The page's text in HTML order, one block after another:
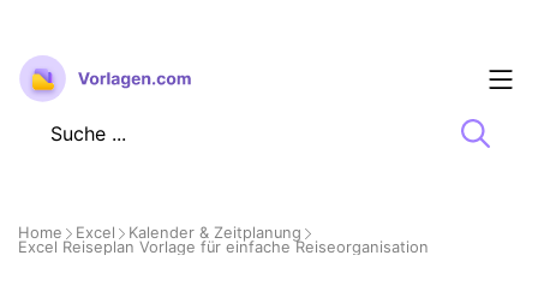
Zum
Inhalt
springen
Home Excel
Kalender & Zeitplanung
Excel Reiseplan Vorlage für einfache Reiseorganisation